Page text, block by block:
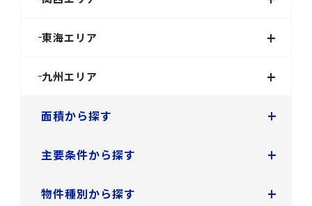
東海エリア +
九州エリア +
面積から探す +
主要条件から探す +
物件種別から探す +